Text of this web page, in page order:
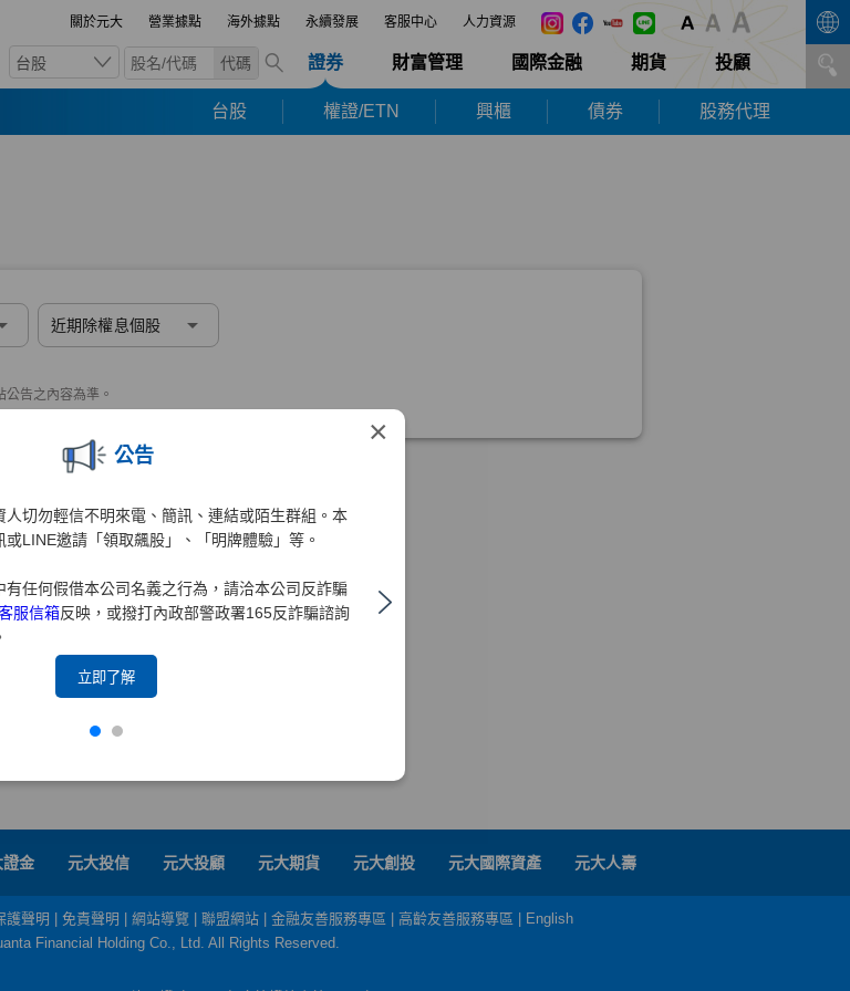
關於元大 營業據點 海外據點 永續發展 客服中心 人力資源
台股 代碼 證券 財富管理 國際金融 期貨 投顧
台股 權證/ETN 興櫃 債券 股務代理
×
公告
人切勿輕信不明來電、簡訊、連結或陌生群組。本
LINE邀請「領取飆股」、「明牌體驗」等。
有任何假借本公司名義之行為，請洽本公司反詐騙
服信箱反映，或撥打內政部警政署165反詐騙諮詢
立即了解
證金 元大投信 元大投顧 元大期貨 元大創投 元大國際資產 元大人壽
護聲明 免責聲明 網站導覽 聯盟網站 金融友善服務專區 高齡友善服務專區
English
Financial Holding Co., Ltd. All Rights Reserved.